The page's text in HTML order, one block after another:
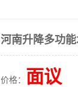
河南升降多功
价格： 面议